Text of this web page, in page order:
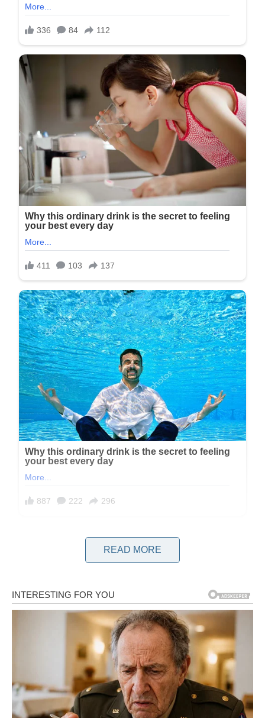
Prema njenim riječima, određeni horoskopski znakovi kroz
život prolaze kroz teže lekcije i unutrašnje borbe od drugih.
Ipak, smatrala je da to ne znači da su osuđeni na nesreću, već
sreću. Posebno je izdvajala Vage, Rakove i Jarčeve.
**Vage – stalna borba između razuma i odluke**
READ MORE